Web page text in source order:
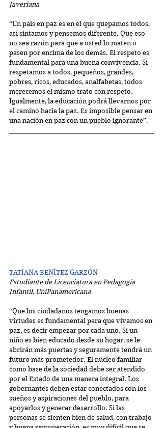
Javeriana
“Un país en paz es en el que quepamos todos,
así sintamos y pensemos diferente. Que eso
no sea razón para que a usted lo maten o
pasen por encima de los demás. El respeto es
fundamental para una buena convivencia. Si
respetamos a todos, pequeños, grandes,
pobres, ricos, educados, analfabetas, todos
merecemos el mismo trato con respeto.
Igualmente, la educación podrá llevarnos por
el camino hacia la paz. Es imposible pensar en
una nación en paz con un pueblo ignorante”.
TATIANA BENÍTEZ GARZÓN
Estudiante de Licenciatura en Pedagogía
Infantil, UniPanamericana
“Que los ciudadanos tengamos buenas
virtudes es fundamental para que vivamos en
paz, es decir empezar por cada uno. Si un
niño es bien educado desde su hogar, se le
abrirán más puertas y seguramente tendrá un
futuro más prometedor. El núcleo familiar
como base de la sociedad debe ser atendido
por el Estado de una manera integral. Los
gobernantes deben estar conectados con los
sueños y aspiraciones del pueblo, para
apoyarlos y generar desarrollo. Si las
personas se sienten bien de salud, con trabajo